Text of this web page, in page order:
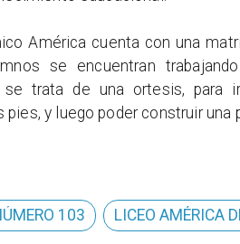
América cuenta con una
se encuentran
se trata de una ortesis,
pies, y luego poder construir una
103 LICEO AMÉRICA